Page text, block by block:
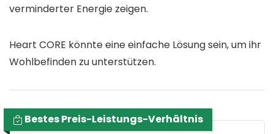
verminderter Energie zeigen.
Heart CORE könnte eine einfache Lösung sein, um ihr
Wohlbefinden zu unterstützen.
Bestes Preis-Leistungs-Verhältnis